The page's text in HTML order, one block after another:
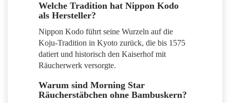
Welche Tradition hat Nippon Kodo
als Hersteller?
Nippon Kodo führt seine Wurzeln auf die
Koju-Tradition in Kyoto zurück, die bis 1575
datiert und historisch den Kaiserhof mit
Räucherwerk versorgte.
Warum sind Morning Star
Räucherstäbchen ohne Bambuskern?